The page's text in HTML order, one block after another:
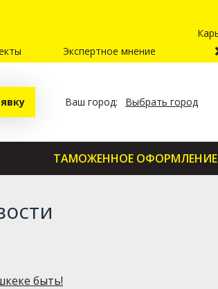
Экспертное мнение
Ваш город: Выбрать город
ТАМОЖЕННОЕ ОФОРМЛЕНИЕ
быть!